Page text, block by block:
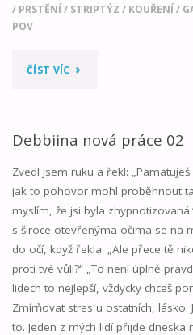
/ PRSTĚNÍ / STRIPTÝZ / KOUŘENÍ /
POV
ČÍST VÍC"DEBBIINA
03"
Debbiina nová práce 02
Zvedl jsem ruku a řekl:
jak to pohovor mohl proběhnout
myslím, že jsi byla
s široce otevřenýma očima se na
do očí, když řekla: „Ale přece tě
proti tvé vůli?“ „To není úplně
lidech to nejlepší, vždycky chceš
Zmírňovat stres u ostatních,
to. Jeden z mých lidí přijde dneska